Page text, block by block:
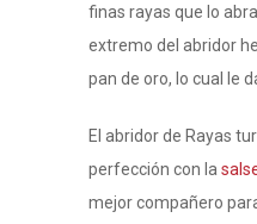
finas rayas que lo
extremo del abridor
pan de oro, lo cual le
El abridor de Rayas
perfección con la
mejor compañero